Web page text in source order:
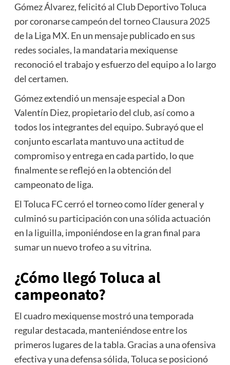
Gómez Álvarez, felicitó al Club Deportivo Toluca
por coronarsecampeón del torneo Clausura 2025
de la Liga MX. En un mensaje publicado en sus
redes sociales, la mandataria mexiquense
reconoció el trabajo y esfuerzo del equipo a lo largo
del certamen.
Gómez extendió un mensaje especial a Don
Valentín Diez, propietario del club, así como a
todos los integrantes del equipo. Subrayó que el
conjunto escarlata mantuvo una actitud de
compromiso y entrega en cada partido, lo que
finalmente se reflejó en la obtención del
campeonato de liga.
El Toluca FC cerró el torneo como líder general y
culminó su participación con una sólida actuación
en la liguilla, imponiéndose en la gran final para
sumar un nuevo trofeo a su vitrina.
¿Cómo llegó Toluca al
campeonato?
El cuadro mexiquense mostró una temporada
regular destacada, manteniéndose entre los
primeros lugares de la tabla. Gracias a una ofensiva
efectiva y una defensa sólida, Toluca se posicionó